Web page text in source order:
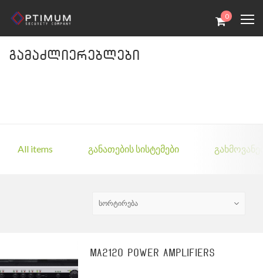
0
გამაძლიერებლები
All items განათების სისტემები
MA2120 Power Amplifiers